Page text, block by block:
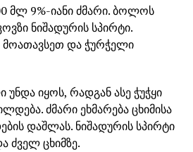
მლ 9%-იანი ძმარი. ბოლოს
ნიშადურის სპირტი.
მოათავსეთ და ჭურჭელი
იყოს, რადგან ასე ჭუჭყი
ძმარი ეხმარება ცხიმისა
დაშლას. ნიშადურის სპირტი
ძველ ცხიმზე.